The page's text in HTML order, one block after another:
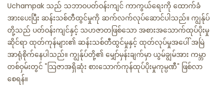
Uchampak သည် သဘာဝပတ်ဝန်းကျင် ကာကွယ်ရေးကို ထောက်ခံ
အားပေးပြီး ဆန်းသစ်တီထွင်မှုကို ဆက်လက်လုပ်ဆောင်ပါသည်။ ကျွန်ုပ်
တို့သည် ပတ်ဝန်းကျင်နှင့် သဟဇာတဖြစ်သော အစားအသောက်ထုပ်ပိုးမှု
ဆိုင်ရာ ထုတ်ကုန်များ၏ ဆန်းသစ်တီထွင်မှုနှင့် ထုတ်လုပ်မှုအပေါ် အမြဲ
အာရုံစိုက်နေပါသည်။ ကျွန်ုပ်တို့၏ မျှော်မှန်းချက်မှာ ယွမ်ချွမ်အား ကမ္ဘာ
တစ်ဝှမ်းတွင် "သြဇာအရှိဆုံး စားသောက်ကုန်ထုပ်ပိုးမှုကုမ္ပဏီ" ဖြစ်လာ
စေရန်။